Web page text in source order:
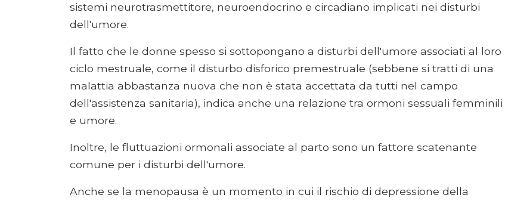
sistemi neurotrasmettitore, neuroendocrino e circadiano implicati nei disturbi
dell'umore.
Il fatto che le donne spesso si sottopongano a disturbi dell'umore associati al loro
ciclo mestruale, come il disturbo disforico premestruale (sebbene si tratti di una
malattia abbastanza nuova che non è stata accettata da tutti nel campo
dell'assistenza sanitaria), indica anche una relazione tra ormoni sessuali femminili
e umore.
Inoltre, le fluttuazioni ormonali associate al parto sono un fattore scatenante
comune per i disturbi dell'umore.
Anche se la menopausa è un momento in cui il rischio di depressione della